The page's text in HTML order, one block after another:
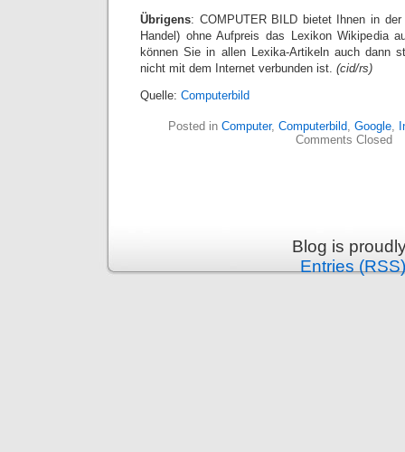
Übrigens: COMPUTER BILD bietet Ihnen in
Handel) ohne Aufpreis das Lexikon Wikipedia
können Sie in allen Lexika-Artikeln auch dann
nicht mit dem Internet verbunden ist. (cid/rs)
Quelle: Computerbild
Posted in Computer, Computerbild, Google,
Comments Closed
Blog is
Entries (RSS)